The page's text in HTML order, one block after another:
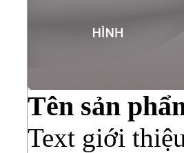
Tên sản
Text giới